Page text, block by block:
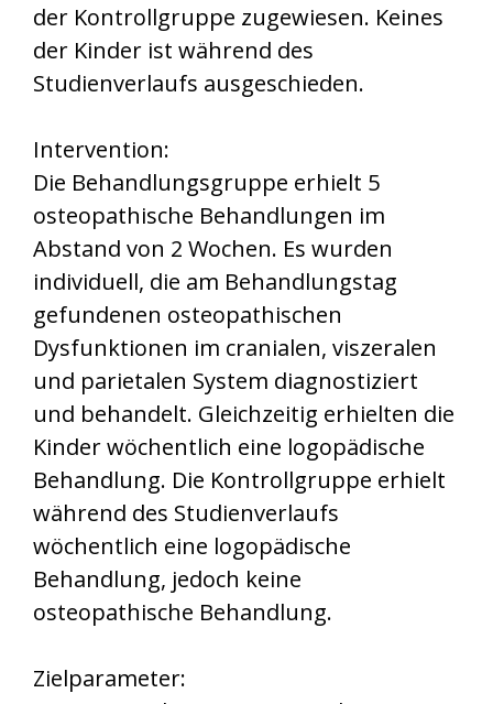
der Kontrollgruppe zugewiesen. Keines
der Kinder ist während des
Studienverlaufs ausgeschieden.
Intervention:
Die Behandlungsgruppe erhielt 5
osteopathische Behandlungen im
Abstand von 2 Wochen. Es wurden
individuell, die am Behandlungstag
gefundenen osteopathischen
Dysfunktionen im cranialen, viszeralen
und parietalen System diagnostiziert
und behandelt. Gleichzeitig erhielten die
Kinder wöchentlich eine logopädische
Behandlung. Die Kontrollgruppe erhielt
während des Studienverlaufs
wöchentlich eine logopädische
Behandlung, jedoch keine
osteopathische Behandlung.
Zielparameter: